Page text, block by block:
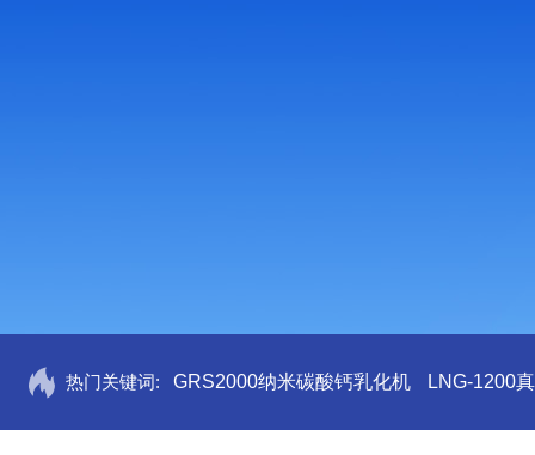
热门关键词: GRS2000纳米碳酸钙乳化机 LNG-1200